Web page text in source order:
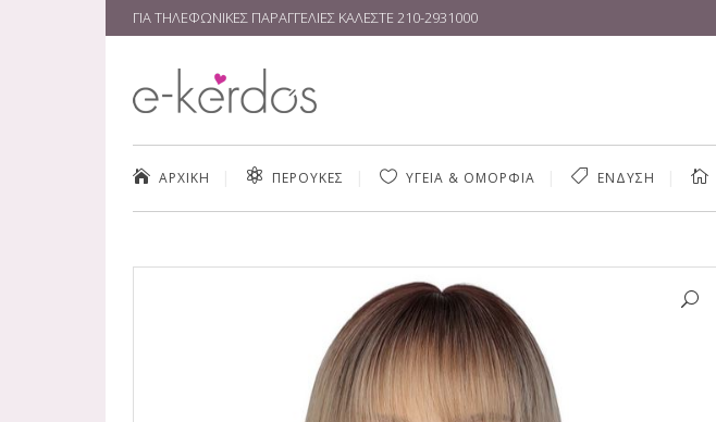
ΓΙΑ ΤΗΛΕΦΩΝΙΚΕΣ ΠΑΡΑΓΓΕΛΙΕΣ ΚΑΛΕΣΤΕ210-2931000
ΑΡΧΙΚΗ ΠΕΡΟΥΚΕΣ ΥΓΕΙΑ & ΟΜΟΡΦΙΑ
ΚΑΘΑΡΙΣΜΌΣ
ΚΡΈΜΕΣ & ΑΝΤΙΓΉΡΑΝΣΗ
SERUM ΠΡΟΣΏΠΟΥ &
ΠΡΟΪΌΝΤΑ ΜΑΤΙΏΝ
ΕΝΔΥΣΗ